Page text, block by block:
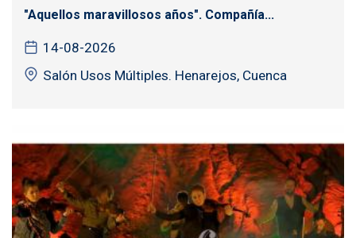
"Aquellos maravillosos años". Compañía...
14-08-2026
Salón Usos Múltiples. Henarejos, Cuenca